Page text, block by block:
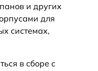
и других
для
системах,
в сборе с